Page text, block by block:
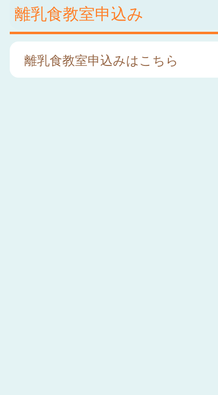
離乳食教室申込み
離乳食教室申込みはこちら